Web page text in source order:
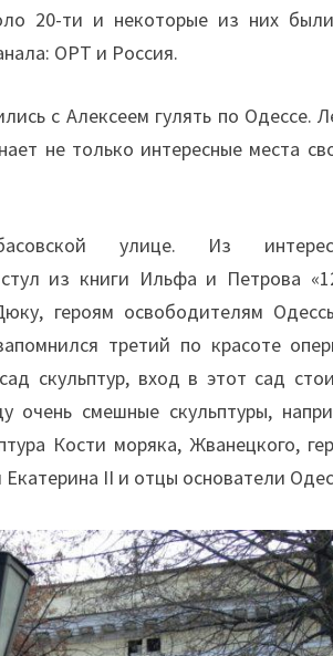
20-ти и некоторые из них
ОРТ и Россия.
с Алексеем гулять по Одессе.
не только интересные места
улице. Из
из книги Ильфа и Петрова
героям освободителям
третий по красоте
скульптур, вход в этот сад
очень смешные скульптуры,
Кости моряка, Жванецкого,
II и отцы основатели